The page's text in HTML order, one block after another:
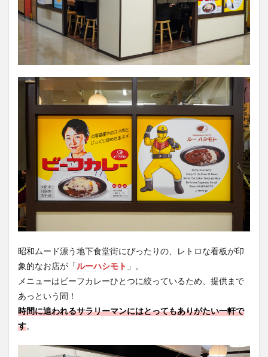
昭和ムード漂う地下食堂街にぴったりの、レトロな看板が印
象的なお店が「ルーハシモト 」。
メニューはビーフカレーひとつに絞っているため、提供まで
あっという間！
時間に追われるサラリーマンにはとってもありがたい一軒で
す。